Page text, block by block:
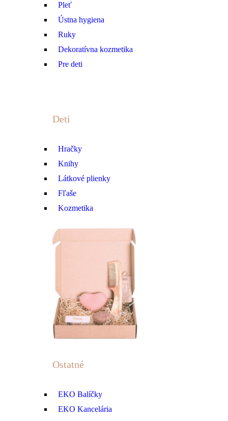
Pleť
Ústna hygiena
Ruky
Dekoratívna kozmetika
Pre deti
Deti
Hračky
Knihy
Látkové plienky
Fľaše
Kozmetika
Ostatné
EKO Balíčky
EKO Kancelária